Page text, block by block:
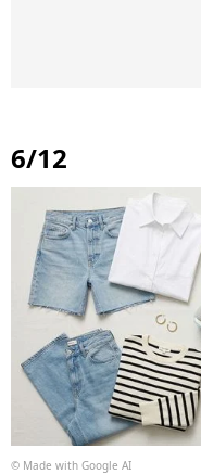
6/12
© Made with Google AI